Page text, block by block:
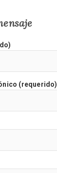
(requerido)